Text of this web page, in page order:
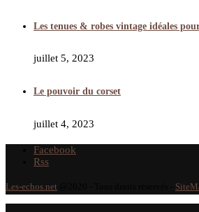
Les tenues & robes vintage idéales
juillet 5, 2023
Le pouvoir du corset
juillet 4, 2023
Facebook
Rss
Les-echos.net